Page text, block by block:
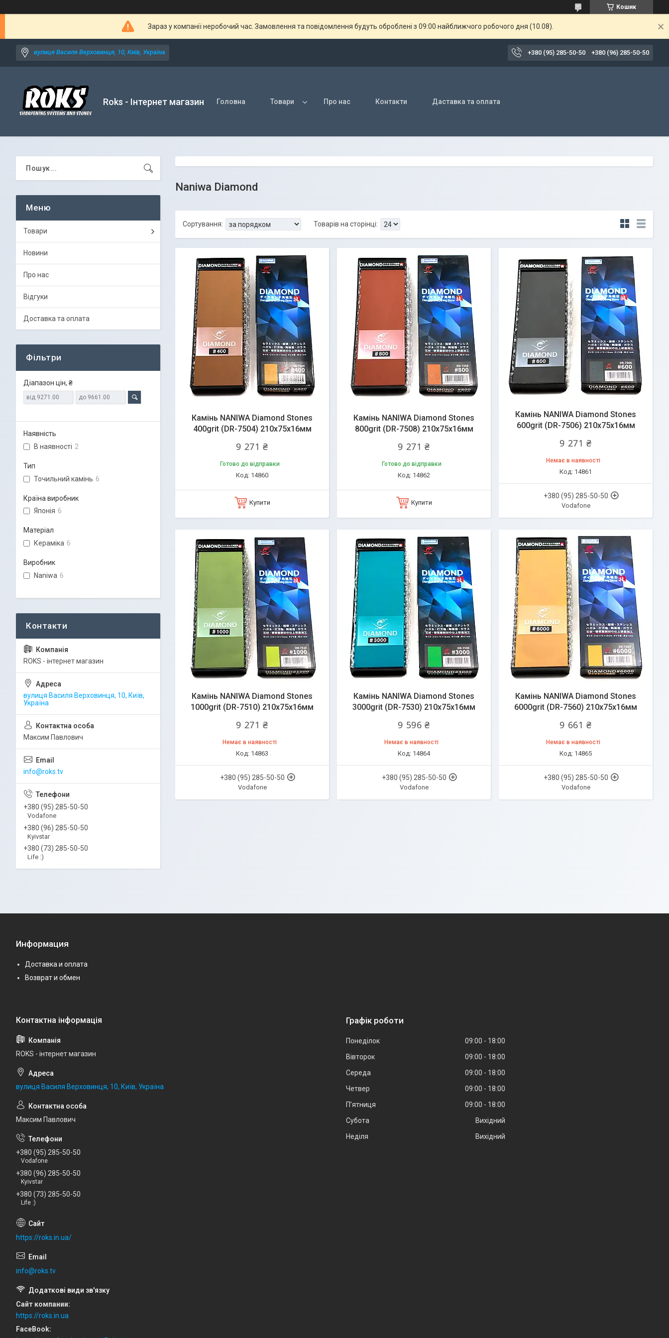
Кошик
Зараз у компанії неробочий час. Замовлення та повідомлення будуть оброблені з 09:00 найближчого робочого дня (10.08).
вулиця Василя Верховинця, 10, Київ, Україна +380 (95) 285-50-50 +380 (96) 285-50-50
Roks - Інтернет магазин Головна Товари Про нас Контакти Даставка та оплата
Naniwa Diamond
Камінь NANIWA Diamond Stones
400grit (DR-7504) 210x75x16мм
9 271 ₴
Готово до відправки
14860
Купити
Камінь NANIWA Diamond Stones
800grit (DR-7508) 210x75x16мм
9 271 ₴
Готово до відправки
14862
Купити
Камінь NANIWA Diamond Stones
600grit (DR-7506) 210x75x16мм
9 271 ₴
Немає в наявності
14861
+380 (95) 285-50-50
Vodafone
Камінь NANIWA Diamond Stones
1000grit (DR-7510) 210x75x16мм
9 271 ₴
Немає в наявності
14863
+380 (95) 285-50-50
Vodafone
Камінь NANIWA Diamond Stones
3000grit (DR-7530) 210x75x16мм
9 596 ₴
Немає в наявності
14864
+380 (95) 285-50-50
Vodafone
Камінь NANIWA Diamond Stones
6000grit (DR-7560) 210x75x16мм
9 661 ₴
Немає в наявності
14865
+380 (95) 285-50-50
Vodafone
Товари
Новини
Про нас
Відгуки
Доставка та оплата
Фільтри
Діапазон цін, ₴
Наявність
В наявності 2
Тип
Точильний камінь 6
Країна виробник
Японія 6
Матеріал
Кераміка 6
Виробник
Naniwa 6
ROKS - інтернет магазин
вулиця Василя Верховинця, 10, Київ,
Україна
Максим Павлович
info@roks.tv
+380 (95) 285-50-50
Vodafone
+380 (96) 285-50-50
Kyivstar
+380 (73) 285-50-50
Life :)
Информация
Доставка и оплата
Возврат и обмен
ROKS - інтернет магазин
вулиця Василя Верховинця, 10, Київ, Україна
Максим Павлович
+380 (95) 285-50-50
Vodafone
+380 (96) 285-50-50
Kyivstar
+380 (73) 285-50-50
Life :)
https://roks.in.ua/
info@roks.tv
Сайт компании
https://roks.in.ua
FaceBook
Графік роботи
Понеділок 09:00
18:00
Вівторок
09:00
18:00
Середа
09:00
18:00
Четвер
09:00
18:00
Пʼятниця
09:00
18:00
Субота
Вихідний
Неділя
Вихідний